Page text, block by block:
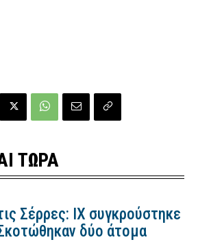
ΤΩΡΑ
Σέρρες: ΙΧ συγκρούστηκε
δύο άτομα